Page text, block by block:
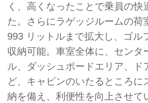
く、高くなったことで乗員の快
た。さらにラゲッジルームの荷
993 リットルまで拡大し、ゴル
収納可能。車室全体に、センタ
ル、ダッシュボードエリア、ド
ど、キャビンのいたるところに
納を備え、利便性を向上させて